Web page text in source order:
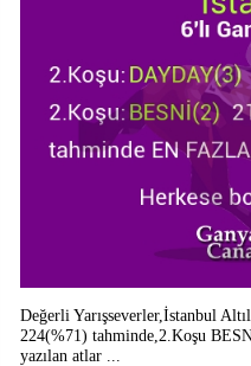
Değerli Yarışseverler,İstanbul
224(%71) tahminde,2.Koşu
yazılan atlar ...